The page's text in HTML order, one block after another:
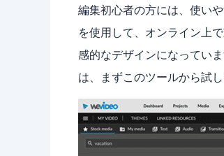
編集初心者の方には、使い
を使用して、オンライン上
感的なデザインになってい
は、まずこのツールから試